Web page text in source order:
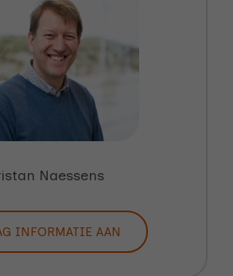
INFORMATIE AAN
Naessens